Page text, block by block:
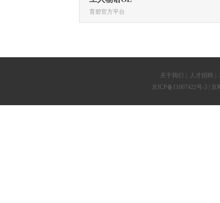
育碧官方平台
关于我们 人才招聘
京ICP备11007422号-3 |